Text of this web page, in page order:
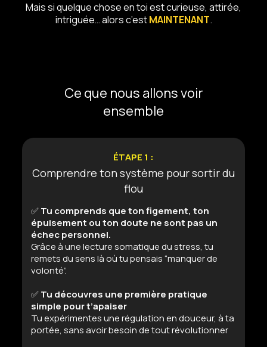
Mais si quelque chose en toi est curieuse, attirée,
intriguée… alors c’estMAINTENANT.
Ce que nous allons voir
ensemble
ÉTAPE 1 :
Comprendre ton système pour sortir du
flou
✅Tu comprends que ton figement, ton
épuisement ou ton doute ne sont pas un
échec personnel.
Grâce à une lecture somatique du stress, tu
remets du sens là où tu pensais “manquer de
volonté”.
✅Tu découvres une première pratique
simple pour t’apaiser
Tu expérimentes une régulation en douceur, à ta
portée, sans avoir besoin de tout révolutionner